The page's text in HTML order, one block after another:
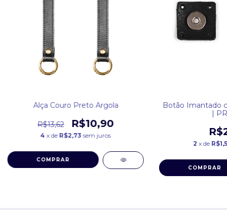
Alça Couro Preto Argola
R$13,62 R$10,90
4 x de R$2,73 sem juros
COMPRAR
Botão Imantado
|
2 x de
COMPRAR